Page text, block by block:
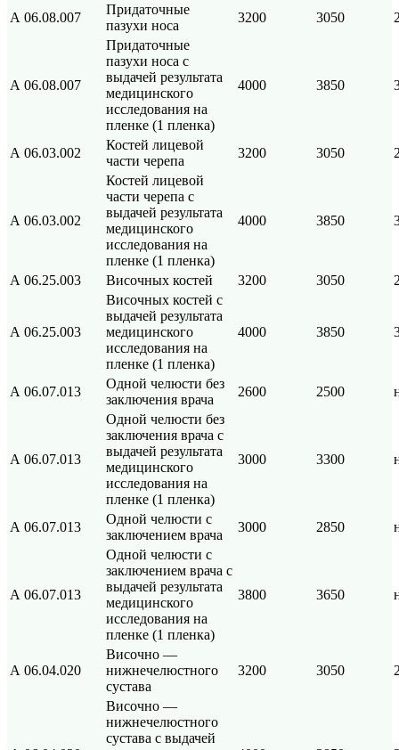
А 06.08.007
Придаточные
пазухи носа
3200 3050
А 06.08.007
Придаточные
пазухи носа с
выдачей результата
медицинского
исследования на
пленке (1 пленка)
4000 3850
А 06.03.002
Костей лицевой
части черепа
3200 3050
А 06.03.002
Костей лицевой
части черепа с
выдачей результата
медицинского
исследования на
пленке (1 пленка)
4000 3850
А 06.25.003 Височных костей 3200 3050
А 06.25.003
Височных костей с
выдачей результата
медицинского
исследования на
пленке (1 пленка)
4000 3850
А 06.07.013
Одной челюсти без
заключения врача
2600 2500
А 06.07.013
Одной челюсти без
заключения врача с
выдачей результата
медицинского
исследования на
пленке (1 пленка)
3000 3300
А 06.07.013
Одной челюсти с
заключением врача
3000 2850
А 06.07.013
Одной челюсти с
заключением врача с
выдачей результата
медицинского
исследования на
пленке (1 пленка)
3800 3650
А 06.04.020
Височно —
нижнечелюстного
сустава
3200 3050
Височно —
нижнечелюстного
сустава с выдачей